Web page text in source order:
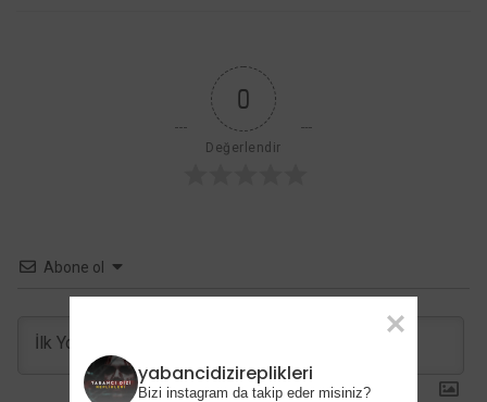
0
Değerlendir
Abone ol
yabancidizireplikleri
Bizi instagram da takip eder misiniz?